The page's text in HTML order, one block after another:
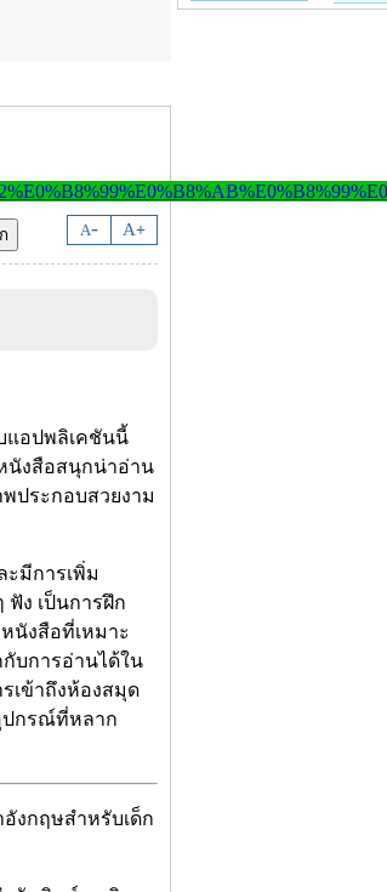
A- A+
แอปพลิเคชันนี้
นังสือสนุกน่าอ่าน
พประกอบสวยงาม
มีการเพิ่ม
ฟัง เป็นการฝึก
นังสือที่เหมาะ
บการอ่านได้ใน
เข้าถึงห้องสมุด
ปกรณ์ที่หลาก
งกฤษสำหรับเด็ก